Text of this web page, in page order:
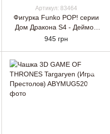
Артикул: 83464
Фигурка Funko POP! серии
Дом Дракона S4 - Деймон
Таргариэн с мечом
945 грн